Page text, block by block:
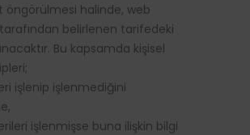
öngörülmesi halinde, web
belirlenen tarifedeki
Bu kapsamda kişisel
işlenip işlenmediğini
işlenmişse buna ilişkin bilgi